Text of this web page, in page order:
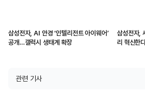
삼성전자, AI 안경 ‘인텔리전트 아이웨어’
공개…갤럭시 생태계 확장
삼성전자,
리 혁신한
관련 기사